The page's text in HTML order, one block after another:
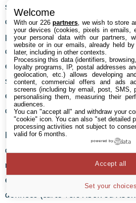
sont plus chers au To que des
de capacité équivalente,
propriétaire est d’offrir des débits
d’installation et d’utilisation. Ainsi,
externe en USB, les cartes
sont compatibles avec toutes les
également possible de lancer les
depuis le SSD.
Nous vous recommandons le
catégorie de SSD compacts pour
modèle capable d’atteindre des
entre 2 et 6 Gbps suivant le sens
données (carte vers Xbox ou
Welcome
With our 226partners , we wish to store
your devices (cookies, pixels in emails,
your personal data with our partners,
website or in our emails, already held
later, including in other contexts.
Processing this data (identifiers,
loyalty programs, IP, postal addresses
geolocation, etc.) allows developing
content, commercial offers and ads
screens (including by email, post, SMS,
personalising them, measuring their
audiences.
You can "accept all" and withdraw your
"cookie" icon. You can also "set detailed
processing activities not subject to
valid for 6 months.
powered by
Set your choices
Accept all